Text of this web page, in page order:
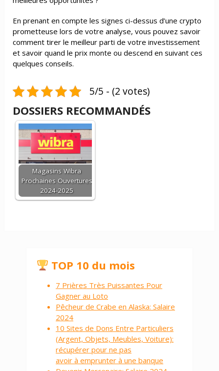
En prenant en compte les signes ci-dessus d’une crypto
prometteuse lors de votre analyse, vous pouvez savoir
comment tirer le meilleur parti de votre investissement
et savoir quand le prix monte ou descend en suivant ces
quelques conseils.
5/5 - (2 votes)
DOSSIERS RECOMMANDÉS
Magasins Wibra
Prochaines Ouvertures
2024-2025
TOP 10 du mois